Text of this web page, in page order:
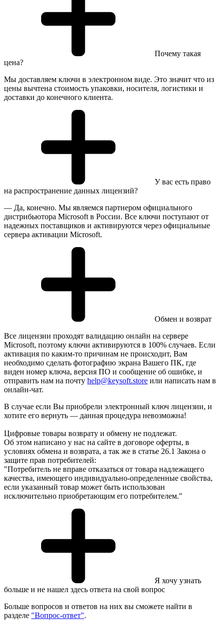
Почему такая
цена?
Мы доставляем ключи в электронном виде. Это значит что из
цены вычтена стоимость упаковки, носителя, логистики и
доставки до конечного клиента.
У вас есть право
на распространение данных лицензий?
— Да, конечно. Мы являемся партнером официального
дистрибьютора Microsoft в России. Все ключи поступают от
надежных поставщиков и активируются через официальные
сервера активации Microsoft.
Обмен и возврат
Все лицензии проходят валидацию онлайн на сервере
Microsoft, поэтому ключи активируются в 100% случаев. Если
активация по каким-то причинам не происходит, Вам
необходимо сделать фотографию экрана Вашего ПК, где
виден номер ключа, версия ПО и сообщение об ошибке, и
отправить нам на почту help@keysoft.store или написать нам в
онлайн-чат.
В случае если Вы приобрели электронный ключ лицензии, и
хотите его вернуть — данная процедура невозможна!
Цифровые товары возврату и обмену не подлежат.
Об этом написано у нас на сайте в договоре оферты, в
условиях обмена и возврата, а так же в статье 26.1 Закона о
защите прав потребителей:
"Потребитель не вправе отказаться от товара надлежащего
качества, имеющего индивидуально-определенные свойства,
если указанный товар может быть использован
исключительно приобретающим его потребителем."
Я хочу узнать
больше и не нашел здесь ответа на свой вопрос
Больше вопросов и ответов на них вы сможете найти в
разделе "Вопрос-ответ".